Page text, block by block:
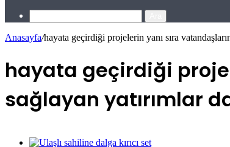
Anasayfa/hayata geçirdiği projelerin yanı sıra
hayata geçirdiği
sağlayan yatırımlar